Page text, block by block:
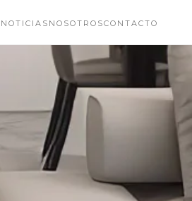
NOTICIAS NOSOTROSCONTACTO